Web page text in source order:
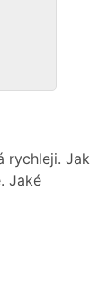
rychleji. Jak
Jaké